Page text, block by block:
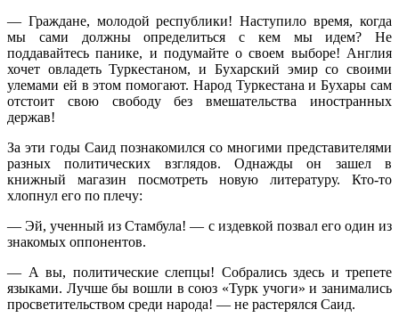
— Граждане, молодой республики! Наступило время, когда
мы сами должны определиться с кем мы идем? Не
поддавайтесь панике, и подумайте о своем выборе! Англия
хочет овладеть Туркестаном, и Бухарский эмир со своими
улемами ей в этом помогают. Народ Туркестана и Бухары сам
отстоит свою свободу без вмешательства иностранных
держав!
За эти годы Саид познакомился со многими представителями
разных политических взглядов. Однажды он зашел в
книжный магазин посмотреть новую литературу. Кто-то
хлопнул его по плечу:
— Эй, ученный из Стамбула! — с издевкой позвал его один из
знакомых оппонентов.
— А вы, политические слепцы! Собрались здесь и трепете
языками. Лучше бы вошли в союз «Турк учоги» и занимались
просветительством среди народа! — не растерялся Саид.